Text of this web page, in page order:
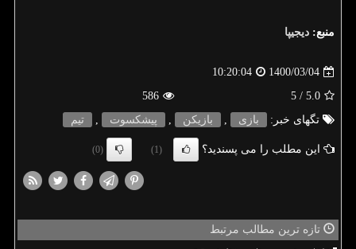
منبع: دیجیپا
1400/03/04
10:20:04
5.0
/ 5
586
تگهای خبر:
بازی , بازیكن , پیشكسوت , تیم
این مطلب را می پسندید؟ (1)
(0)
تازه ترین مطالب مرتبط